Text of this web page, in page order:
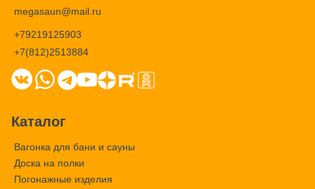
megasaun@mail.ru
+79219125903
+7(812)2513884
Каталог
Вагонка для бани и сауны
Доска на полки
Погонажные изделия